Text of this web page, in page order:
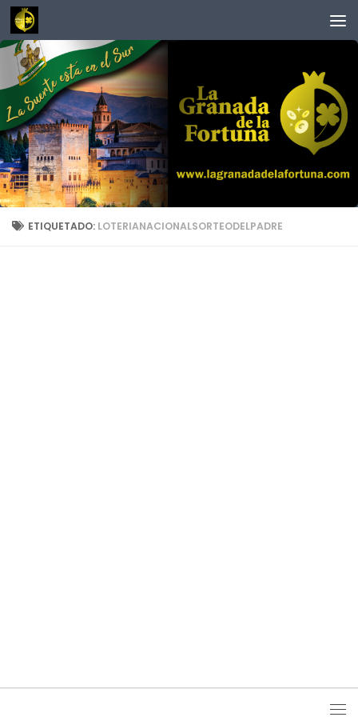
Saltar al contenido
ETIQUETADO: LOTERIANACIONALSORTEODELPADRE